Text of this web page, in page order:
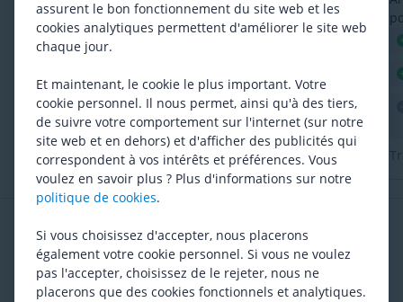
facile à fixer
Fixation rapide
assurent le bon fonctionnement du site web et les
cookies analytiques permettent d'améliorer le site web
chaque jour.
Et maintenant, le cookie le plus important. Votre
cookie personnel. Il nous permet, ainsi qu'à des tiers,
de suivre votre comportement sur l'internet (sur notre
site web et en dehors) et d'afficher des publicités qui
correspondent à vos intérêts et préférences. Vous
voulez en savoir plus ? Plus d'informations sur notre
politique de cookies.
Si vous choisissez d'accepter, nous placerons
également votre cookie personnel. Si vous ne voulez
pas l'accepter, choisissez de le rejeter, nous ne
placerons que des cookies fonctionnels et analytiques.